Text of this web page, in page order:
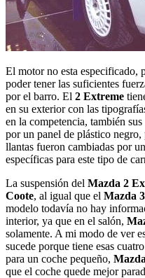
El motor no esta especificado,
poder tener las suficientes
por el barro. El 2 Extreme
en su exterior con las
en la competencia, también
por un panel de plástico negro,
llantas fueron cambiadas por
específicas para este tipo de
La suspensión del Mazda 2
Coote, al igual que el Mazda
modelo todavía no hay
interior, ya que en el salón,
solamente. A mi modo de ver
sucede porque tiene esas
para un coche pequeño, Mazda
que el coche quede mejor